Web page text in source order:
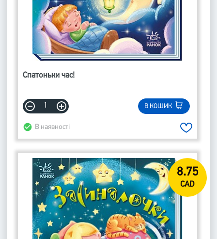
Спатоньки час!
В КОШИК
В наявності
8.75
CAD